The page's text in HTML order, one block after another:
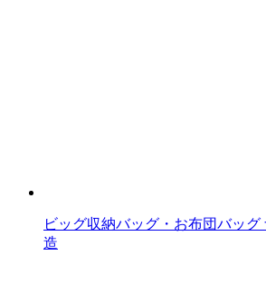
ビッグ収納バッグ・お布団バッグ
造